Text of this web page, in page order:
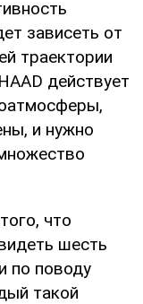
зависеть от
траектории
действует
и нужно
что
шесть
по поводу
такой